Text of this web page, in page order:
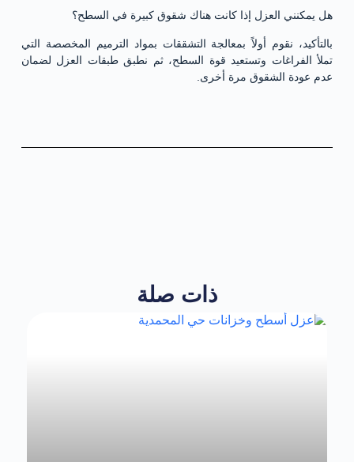
هل يمكنني العزل إذا كانت هناك شقوق كبيرة في السطح؟
بالتأكيد، نقوم أولاً بمعالجة التشققات بمواد الترميم المخصصة التي
تملأ الفراغات وتستعيد قوة السطح، ثم نطبق طبقات العزل لضمان
عدم عودة الشقوق مرة أخرى.
ذات صلة